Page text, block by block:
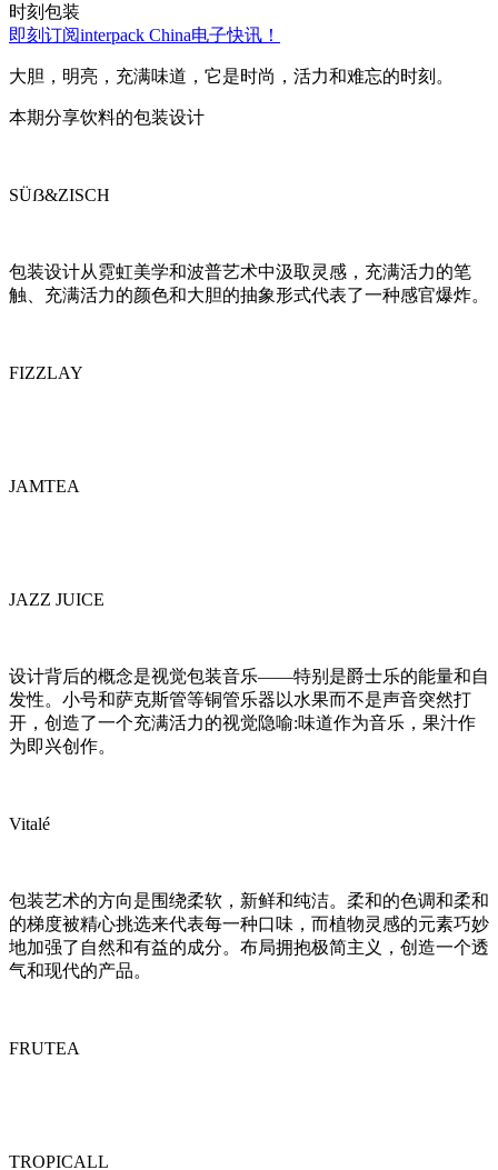
时刻包装
即刻订阅interpack China电子快讯！
大胆，明亮，充满味道，它是时尚，活力和难忘的时刻。
本期分享饮料的包装设计
SÜẞ&ZISCH
包装设计从霓虹美学和波普艺术中汲取灵感，充满活力的笔
触、充满活力的颜色和大胆的抽象形式代表了一种感官爆炸。
FIZZLAY
JAMTEA
JAZZ JUICE
设计背后的概念是视觉包装音乐——特别是爵士乐的能量和自
发性。小号和萨克斯管等铜管乐器以水果而不是声音突然打
开，创造了一个充满活力的视觉隐喻:味道作为音乐，果汁作
为即兴创作。
Vitalé
包装艺术的方向是围绕柔软，新鲜和纯洁。柔和的色调和柔和
的梯度被精心挑选来代表每一种口味，而植物灵感的元素巧妙
地加强了自然和有益的成分。布局拥抱极简主义，创造一个透
气和现代的产品。
FRUTEA
TROPICALL